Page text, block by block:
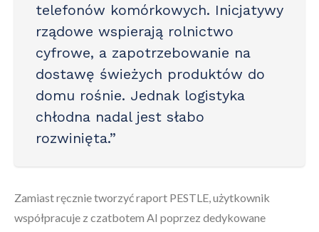
telefonów komórkowych. Inicjatywy
rządowe wspierają rolnictwo
cyfrowe, a zapotrzebowanie na
dostawę świeżych produktów do
domu rośnie. Jednak logistyka
chłodna nadal jest słabo
rozwinięta.”
Zamiast ręcznie tworzyć raport PESTLE, użytkownik
współpracuje z czatbotem AI poprzez dedykowane